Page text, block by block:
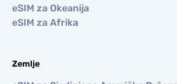
eSIM za Okeanija
eSIM za Afrika
Zemlje